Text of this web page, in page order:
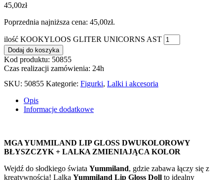
45,00zł
Poprzednia najniższa cena: 45,00zł.
ilość KOOKYLOOS GLITER UNICORNS AST
Dodaj do koszyka
Kod produktu: 50855
Czas realizacji zamówienia: 24h
SKU: 50855 Kategorie: Figurki, Lalki i akcesoria
Opis
Informacje dodatkowe
MGA YUMMILAND LIP GLOSS DWUKOLOROWY
BŁYSZCZYK + LALKA ZMIENIAJĄCA KOLOR
Wejdź do słodkiego świata Yummiland, gdzie zabawa łączy się z
kreatywnością! Lalka Yummiland Lip Gloss Doll to idealny